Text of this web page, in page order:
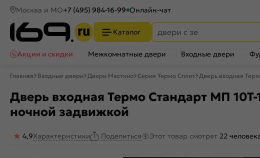
Москва и МО+7 (495) 984-16-99 Онлайн-чат
Каталог
Акции и скидки
Межкомнатные двери Входные двери
Главная Входные двери Двери Мастино Серия Термо Сплит Дверь входная
Дверь входная Термо Стандарт МП
ночной задвижкой
4,9Характеристики Поделиться Этот товар смотрят 22